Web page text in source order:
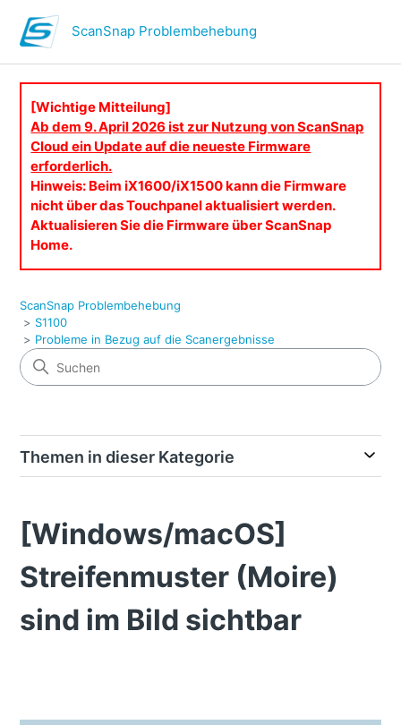
ScanSnap Problembehebung
[Wichtige Mitteilung]
Ab dem 9. April 2026 ist zur Nutzung von ScanSnap
Cloud ein Update auf die neueste Firmware
erforderlich.
Hinweis: Beim iX1600/iX1500 kann die Firmware
nicht über das Touchpanel aktualisiert werden.
Aktualisieren Sie die Firmware über ScanSnap
Home.
ScanSnap Problembehebung
S1100
Probleme in Bezug auf die Scanergebnisse
Themen in dieser Kategorie
[Windows/macOS]
Streifenmuster (Moire)
sind im Bild sichtbar